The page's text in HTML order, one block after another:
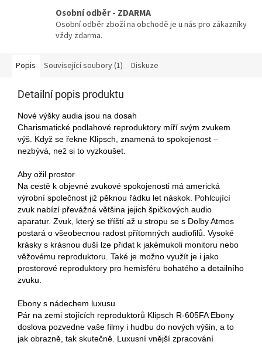
Osobní odběr - ZDARMA
Osobní odběr zboží na obchodě je u nás pro zákazníky
vždy zdarma.
Popis Související soubory (1) Diskuze
Detailní popis produktu
Nové výšky audia jsou na dosah
Charismatické podlahové reproduktory míří svým zvukem
výš. Když se řekne Klipsch, znamená to spokojenost –
nezbývá, než si to vyzkoušet.
Aby ožil prostor
Na cestě k objevné zvukové spokojenosti má americká
výrobní společnost již pěknou řádku let náskok. Pohlcující
zvuk nabízí převážná většina jejich špičkových audio
aparatur. Zvuk, který se tříští až u stropu se s Dolby Atmos
postará o všeobecnou radost přítomných audiofilů. Vysoké
krásky s krásnou duší lze přidat k jakémukoli monitoru nebo
věžovému reproduktoru. Také je možno využít je i jako
prostorové reproduktory pro hemisféru bohatého a detailního
zvuku.
Ebony s nádechem luxusu
Pár na zemi stojících reproduktorů Klipsch R-605FA Ebony
doslova pozvedne vaše filmy i hudbu do nových výšin, a to
jak obrazně, tak skutečně. Luxusní vnější zpracování